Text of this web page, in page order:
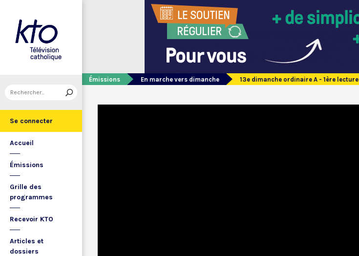
Se connecter
Accueil
Émissions
Grille des
programmes
Recevoir KTO
Articles et
dossiers
Émissions En marche vers dimanche 13e dimanche ordinaire A - 1ère lecture